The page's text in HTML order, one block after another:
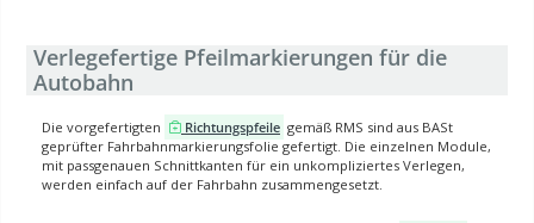
Verlegefertige Pfeilmarkierungen für die
Autobahn
Die vorgefertigten Richtungspfeile gemäß RMS sind aus BASt
geprüfter Fahrbahnmarkierungsfolie gefertigt. Die einzelnen Module,
mit passgenauen Schnittkanten für ein unkompliziertes Verlegen,
werden einfach auf der Fahrbahn zusammengesetzt.